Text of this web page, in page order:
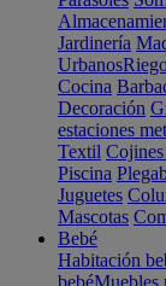
Jardinería
Urbanos
Cocina
Decoración
estaciones
Textil
Piscina
Juguetes
Mascotas
Bebé
Habitación
bebéMuebles